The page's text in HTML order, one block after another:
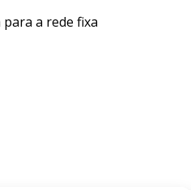
para a rede fixa